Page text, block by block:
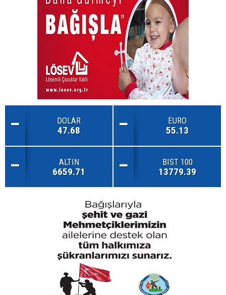
DOLAR
47.68
EURO
55.13
ALTIN
6659.71
BIST 100
13779.39